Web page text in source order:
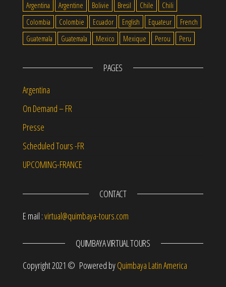
Argentina Argentine Bolivie Bresil Chile
Chili
Colombia
Colombie Ecuador English Equateur
French
Guatemala
Guatemala Mexico Mexique Perou Peru
PAGES
Argentina
On Demand – FR
Presse
Scheduled Tours -FR
UPCOMING-FRANCE
CONTACT
E mail :virtual@quimbaya-tours.com
QUIMBAYA VIRTUAL TOURS
Copyright 2021 © Powered byQuimbaya Latin America